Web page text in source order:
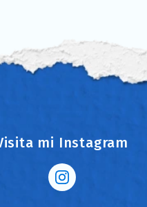
mi Instagram